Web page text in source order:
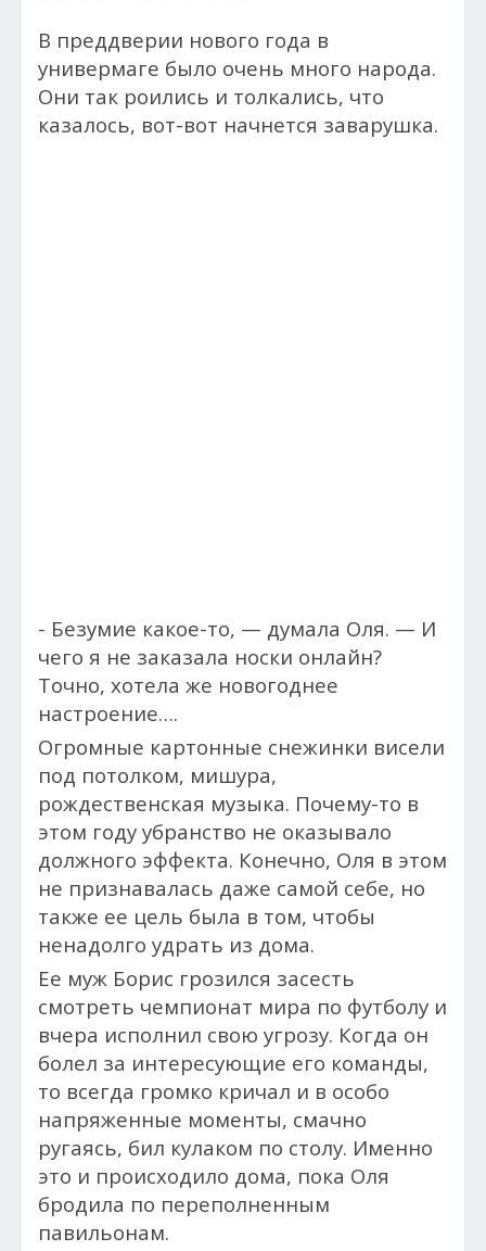
В преддверии нового года в
универмаге было очень много народа.
Они так роились и толкались, что
казалось, вот-вот начнется заварушка.
- Безумие какое-то, — думала Оля. — И
чего я не заказала носки онлайн?
Точно, хотела же новогоднее
настроение….
Огромные картонные снежинки висели
под потолком, мишура,
рождественская музыка. Почему-то в
этом году убранство не оказывало
должного эффекта. Конечно, Оля в этом
не признавалась даже самой себе, но
также ее цель была в том, чтобы
ненадолго удрать из дома.
Ее муж Борис грозился засесть
смотреть чемпионат мира по футболу и
вчера исполнил свою угрозу. Когда он
болел за интересующие его команды,
то всегда громко кричал и в особо
напряженные моменты, смачно
ругаясь, бил кулаком по столу. Именно
это и происходило дома, пока Оля
бродила по переполненным
павильонам.